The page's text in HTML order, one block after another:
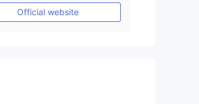
Lisensi Penuh MT4
Official website